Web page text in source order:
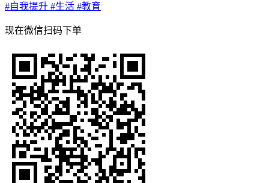
#自我提升 #生活 #教育
现在微信扫码下单